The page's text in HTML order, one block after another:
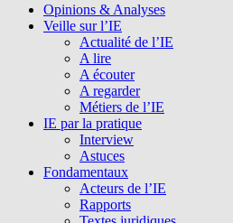
Opinions & Analyses
Veille sur l’IE
Actualité de l’IE
A lire
A écouter
A regarder
Métiers de l’IE
IE par la pratique
Interview
Astuces
Fondamentaux
Acteurs de l’IE
Rapports